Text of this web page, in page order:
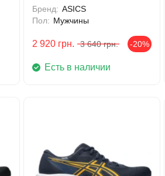
Бренд: ASICS
Пол: Мужчины
2 920 грн. 3 640 грн. -20%
Есть в наличии